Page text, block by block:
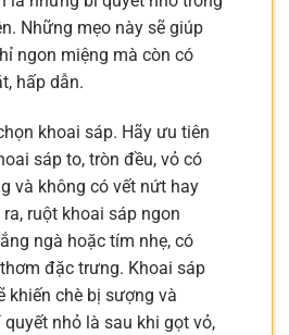
Những mẹo này sẽ giúp
ngon miệng mà còn có
hấp dẫn.
khoai sáp. Hãy ưu tiên
sáp to, tròn đều, vỏ có
và không có vết nứt hay
ruột khoai sáp ngon
ngà hoặc tím nhẹ, có
đặc trưng. Khoai sáp
khiến chè bị sượng và
nhỏ là sau khi gọt vỏ,